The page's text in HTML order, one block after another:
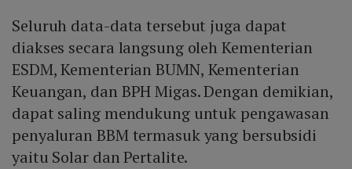
Seluruh data-data tersebut juga dapat
diakses secara langsung oleh Kementerian
ESDM, Kementerian BUMN, Kementerian
Keuangan, dan BPH Migas. Dengan demikian,
dapat saling mendukung untuk pengawasan
penyaluran BBM termasuk yang bersubsidi
yaitu Solar dan Pertalite.